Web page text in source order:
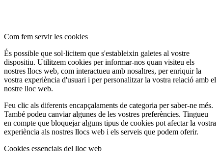
Com fem servir les cookies
És possible que sol·licitem que s'estableixin galetes al vostre
dispositiu. Utilitzem cookies per informar-nos quan visiteu els
nostres llocs web, com interactueu amb nosaltres, per enriquir la
vostra experiència d'usuari i per personalitzar la vostra relació amb el
nostre lloc web.
Feu clic als diferents encapçalaments de categoria per saber-ne més.
També podeu canviar algunes de les vostres preferències. Tingueu
en compte que bloquejar alguns tipus de cookies pot afectar la vostra
experiència als nostres llocs web i els serveis que podem oferir.
Cookies essencials del lloc web